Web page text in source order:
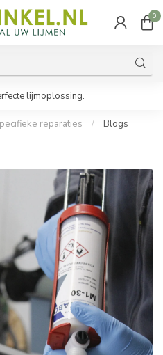
0
lijmoplossing.
reparaties / Blogs